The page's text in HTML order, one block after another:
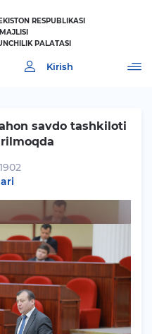
RESPUBLIKASI
PALATASI
Kirish
savdo tashkiloti
1902